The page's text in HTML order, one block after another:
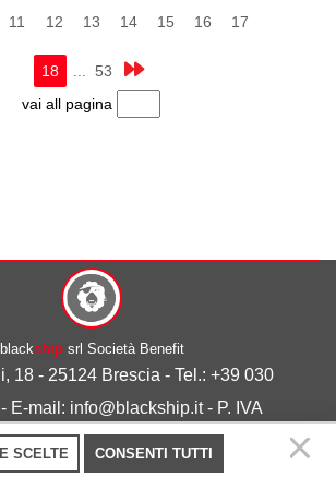
11 12 13 14 15 16 17
18
... 53
vai all pagina
blackshipsrl Società Benefit
18 - 25124 Brescia - Tel.: +39 030
E-mail: info@blackship.it - P. IVA
03492980986
policy-Cookie policy
SCELTE CONSENTI TUTTI